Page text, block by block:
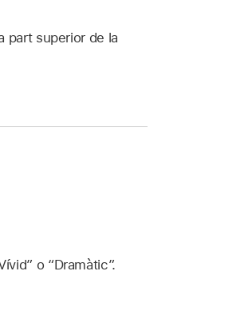
part superior de la
o “Dramàtic”.